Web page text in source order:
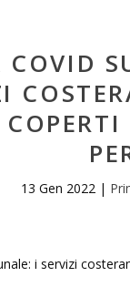
COVID
13 Gen 2022|